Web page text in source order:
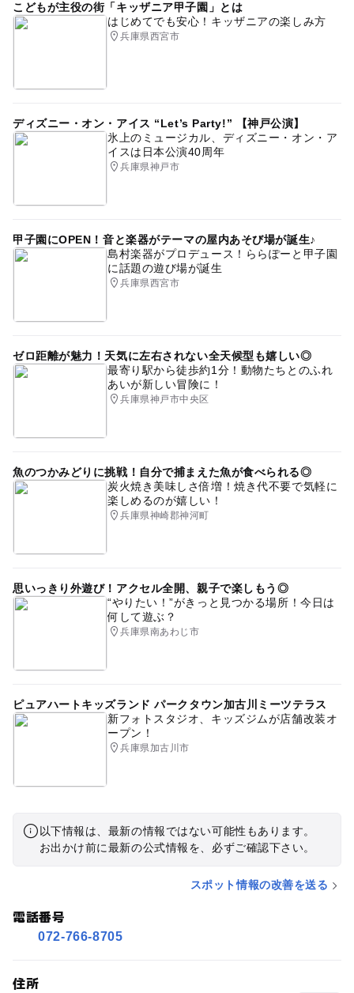
こどもが主役の街「キッザニア甲子園」とは
はじめてでも安心！キッザニアの楽しみ方
兵庫県西宮市
ディズニー・オン・アイス “Let’s Party!” 【神戸公演】
氷上のミュージカル、ディズニー・オン・ア
イスは日本公演40周年
兵庫県神戸市
甲子園にOPEN！音と楽器がテーマの屋内あそび場が誕生♪
島村楽器がプロデュース！ららぽーと甲子園
に話題の遊び場が誕生
兵庫県西宮市
ゼロ距離が魅力！天気に左右されない全天候型も嬉しい◎
最寄り駅から徒歩約1分！動物たちとのふれ
あいが新しい冒険に！
兵庫県神戸市中央区
魚のつかみどりに挑戦！自分で捕まえた魚が食べられる◎
炭火焼き美味しさ倍増！焼き代不要で気軽に
楽しめるのが嬉しい！
兵庫県神崎郡神河町
思いっきり外遊び！アクセル全開、親子で楽しもう◎
“やりたい！”がきっと見つかる場所！今日は
何して遊ぶ？
兵庫県南あわじ市
ピュアハートキッズランド パークタウン加古川ミーツテラス
新フォトスタジオ、キッズジムが店舗改装オ
ープン！
兵庫県加古川市
以下情報は、最新の情報ではない可能性もあります。
お出かけ前に最新の公式情報を、必ずご確認下さい。
スポット情報の改善を送る
電話番号
072-766-8705
住所